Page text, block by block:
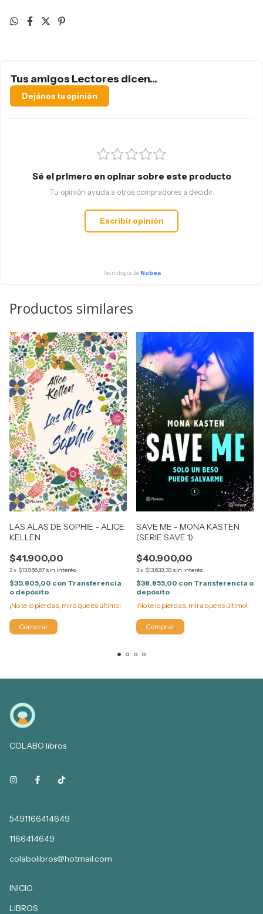
Tus amigos Lectores dicen...
Dejános tu opinión
Sé el primero en opinar sobre este producto
Tu opinión ayuda a otros compradores a decidir.
Escribir opinión
Tecnología de Nubea
Productos similares
LAS ALAS DE SOPHIE - ALICE
KELLEN
$41.900,00
3x $13.966,67 sin interés
$39.805,00 con Transferencia
o depósito
¡No te lo pierdas, mira que es último!
SAVE ME - MONA KASTEN
(SERIE SAVE 1)
$40.900,00
3x $13.633,33 sin interés
$38.855,00 con Transferencia o
depósito
¡No te lo pierdas, mira que es último!
COLABO libros
5491166414649
1166414649
colabolibros@hotmail.com
INICIO
LIBROS